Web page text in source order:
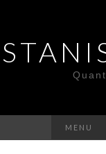
MENU